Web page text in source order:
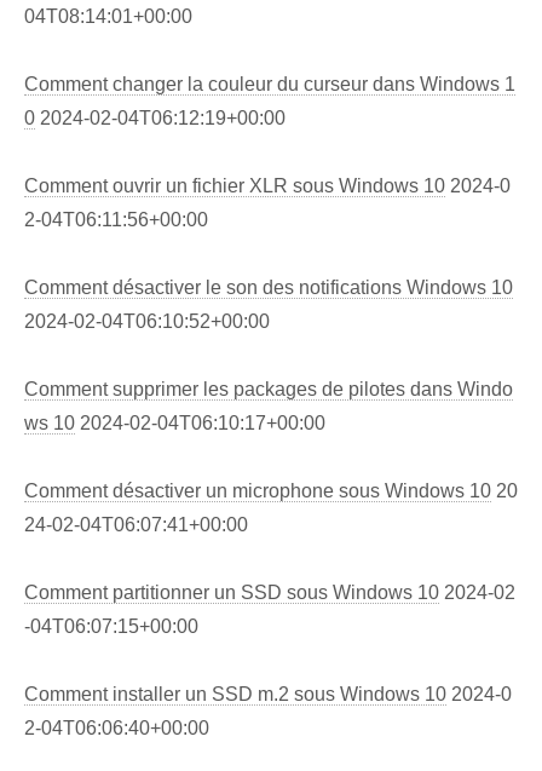
04T08:14:01+00:00
Comment changer la couleur du curseur dans Windows 1
0 2024-02-04T06:12:19+00:00
Comment ouvrir un fichier XLR sous Windows 10 2024-0
2-04T06:11:56+00:00
Comment désactiver le son des notifications Windows 10
2024-02-04T06:10:52+00:00
Comment supprimer les packages de pilotes dans Windo
ws 10 2024-02-04T06:10:17+00:00
Comment désactiver un microphone sous Windows 10 20
24-02-04T06:07:41+00:00
Comment partitionner un SSD sous Windows 10 2024-02
-04T06:07:15+00:00
Comment installer un SSD m.2 sous Windows 10 2024-0
2-04T06:06:40+00:00